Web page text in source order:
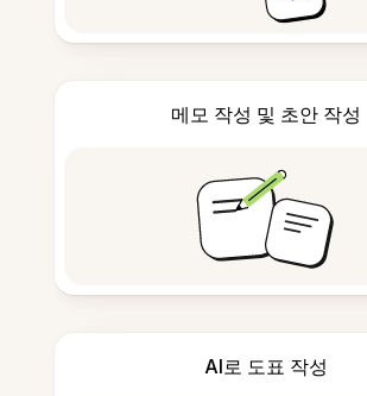
메모 작성 및 초안 작성
AI로 도표 작성